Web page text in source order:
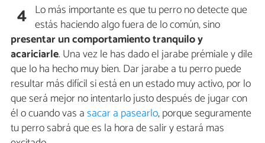
4 Lo más importante es que tu perro no detecte que
estás haciendo algo fuera de lo común, sino
presentar un comportamiento tranquilo y
acariciarle. Una vez le has dado el jarabe prémiale y dile
que lo ha hecho muy bien. Dar jarabe a tu perro puede
resultar más difícil si está en un estado muy activo, por lo
que será mejor no intentarlo justo después de jugar con
él o cuando vas asacar a pasearlo, porque seguramente
tu perro sabrá que es la hora de salir y estará mas